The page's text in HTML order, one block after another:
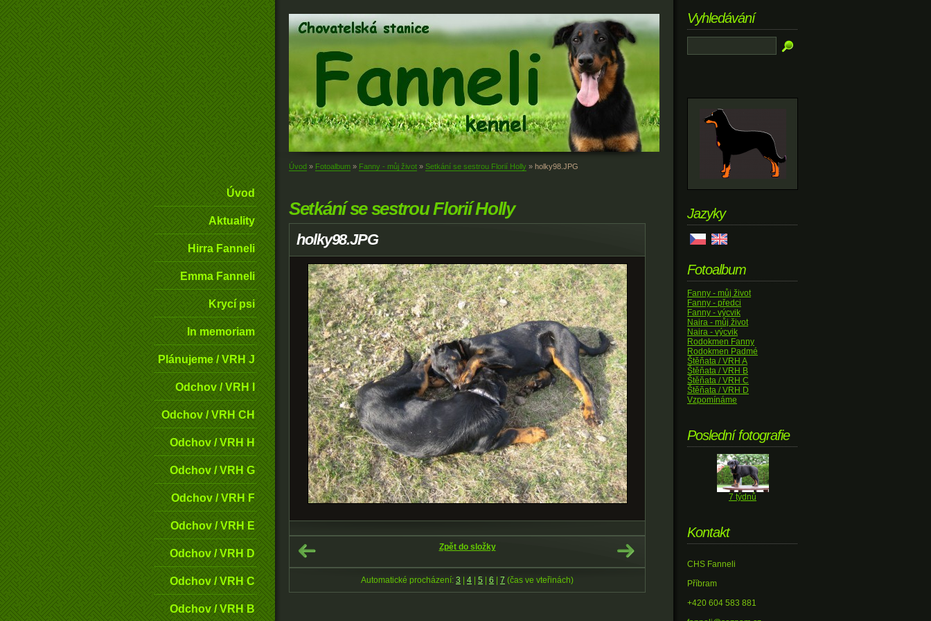
Úvod
Aktuality
Hirra Fanneli
Emma Fanneli
Krycí psi
In memoriam
Plánujeme / VRH J
Odchov / VRH I
Odchov / VRH CH
Odchov / VRH H
Odchov / VRH G
Odchov / VRH F
Odchov / VRH E
Odchov / VRH D
Odchov / VRH C
Odchov / VRH B
Úvod » Fotoalbum » Fanny - můj život » Setkání se sestrou Florií Holly » holky98.JPG
Setkání se sestrou Florií Holly
holky98.JPG
Zpět do složky
Automatické procházení: 3 4 5 6 7 (čas ve vteřinách)
Vyhledávání
Jazyky
Fotoalbum
Fanny - můj život
Fanny - předci
Fanny - výcvik
Naira - můj život
Naira - výcvik
Rodokmen Fanny
Rodokmen Padmé
Štěňata / VRH A
Štěňata / VRH B
Štěňata / VRH C
Štěňata / VRH D
Vzpomínáme
Poslední fotografie
7 týdnů
Kontakt
CHS Fanneli
Příbram
+420 604 583 881